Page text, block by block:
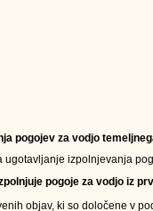
pogojev za vodjo
ugotavljanje izpolnjevanja
pogoje za vodjo iz
objav, ki so določene v